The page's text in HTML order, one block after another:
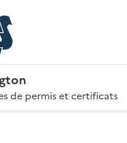
de permis et certificats